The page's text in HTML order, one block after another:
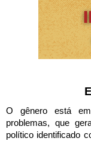
O gênero está
problemas, que
político identificado